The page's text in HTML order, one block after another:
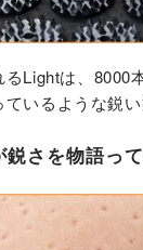
Lightは、8000
いるような鋭い
さを物語っ